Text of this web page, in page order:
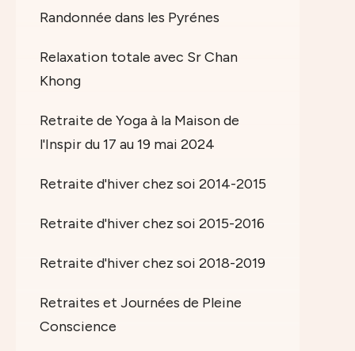
Randonnée dans les Pyrénes
Relaxation totale avec Sr Chan
Khong
Retraite de Yoga à la Maison de
l'Inspir du 17 au 19 mai 2024
Retraite d'hiver chez soi 2014-2015
Retraite d'hiver chez soi 2015-2016
Retraite d'hiver chez soi 2018-2019
Retraites et Journées de Pleine
Conscience